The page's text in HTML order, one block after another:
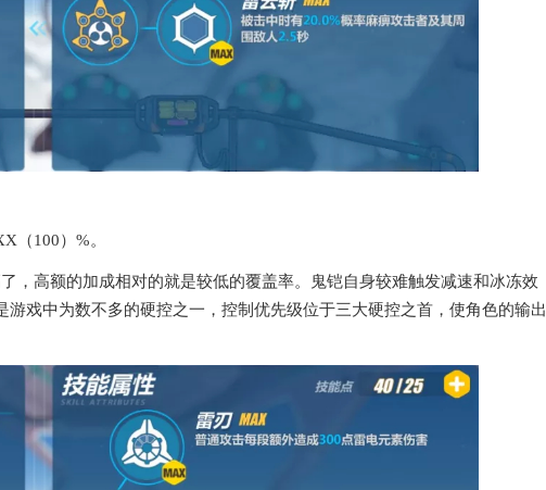
（100）%。
，高额的加成相对的就是较低的覆盖率。鬼铠自身较难触发减速和冰冻效
戏中为数不多的硬控之一，控制优先级位于三大硬控之首，使角色的输出